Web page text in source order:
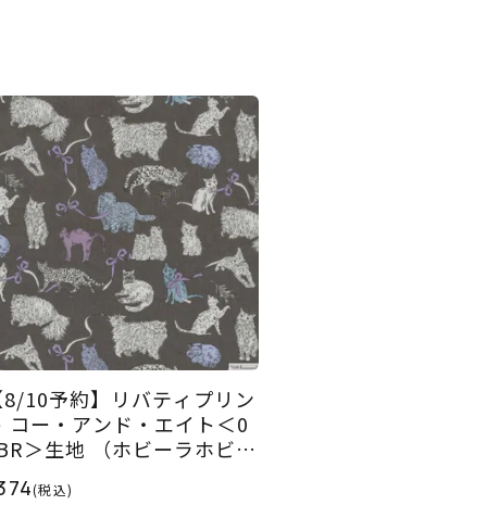
8/10予約】リバティプリン
コー・アンド・エイト＜0
＞生地 （ホビーラホビー
(税込)